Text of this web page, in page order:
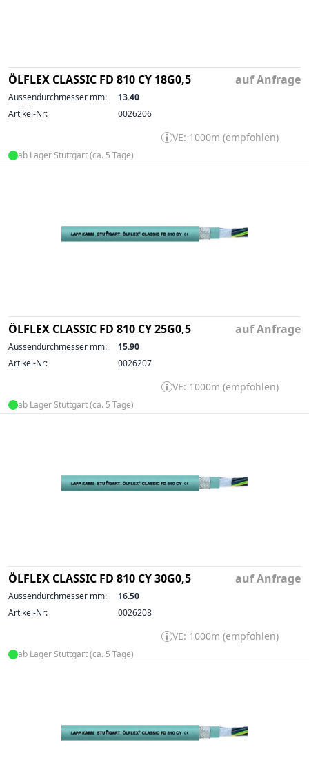
ÖLFLEX CLASSIC FD 810 CY 18G0,5 auf Anfrage
Aussendurchmesser mm:
13.40
Artikel-Nr:
0026206
VE: 1000m (empfohlen)
ab Lager Stuttgart (ca. 5 Tage)
ÖLFLEX CLASSIC FD 810 CY 25G0,5 auf Anfrage
Aussendurchmesser mm:
15.90
Artikel-Nr:
0026207
VE: 1000m (empfohlen)
ab Lager Stuttgart (ca. 5 Tage)
ÖLFLEX CLASSIC FD 810 CY 30G0,5 auf Anfrage
Aussendurchmesser mm:
16.50
Artikel-Nr:
0026208
VE: 1000m (empfohlen)
ab Lager Stuttgart (ca. 5 Tage)